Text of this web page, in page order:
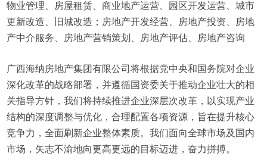
物业管理、房屋租赁、商业地产运营、园区开发运营、城市
更新改造、旧城改造；房地产开发经营、房地产投资、房地
产中介服务、房地产营销策划、房地产评估、房地产咨询
广西海纳房地产集团有限公司将根据党中央和国务院对企业
深化改革的战略部署，并遵循国资委关于推动企业壮大的相
关指导方针，我们将持续推进企业深层次改革，以实现产业
结构的深度调整与优化，合理配置各项资源，旨在提升核心
竞争力，全面刷新企业整体素质。我们面向全球市场及国内
市场，矢志不渝地向更高更远的目标迈进，奋力拼搏。